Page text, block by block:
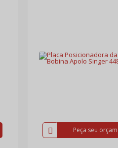
Peça seu